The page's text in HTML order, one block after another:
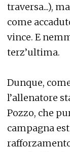
traversa...),
come
vince. E
terz’ultima.
Dunque,
l’allenatore
Pozzo, che
campagna